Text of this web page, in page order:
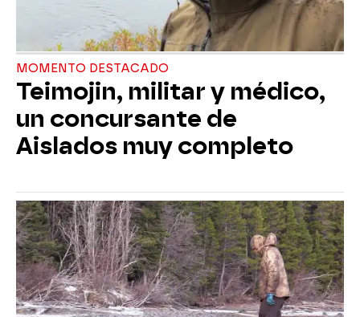
MOMENTO DESTACADO
Teimojin, militar y médico,
un concursante de
Aislados muy completo